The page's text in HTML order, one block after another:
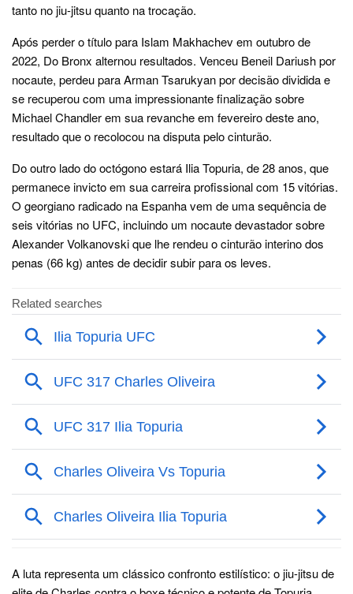
tanto no jiu-jitsu quanto na trocação.
Após perder o título para Islam Makhachev em outubro de
2022, Do Bronx alternou resultados. Venceu Beneil Dariush por
nocaute, perdeu para Arman Tsarukyan por decisão dividida e
se recuperou com uma impressionante finalização sobre
Michael Chandler em sua revanche em fevereiro deste ano,
resultado que o recolocou na disputa pelo cinturão.
Do outro lado do octógono estará Ilia Topuria, de 28 anos, que
permanece invicto em sua carreira profissional com 15 vitórias.
O georgiano radicado na Espanha vem de uma sequência de
seis vitórias no UFC, incluindo um nocaute devastador sobre
Alexander Volkanovski que lhe rendeu o cinturão interino dos
penas (66 kg) antes de decidir subir para os leves.
A luta representa um clássico confronto estilístico: o jiu-jitsu de